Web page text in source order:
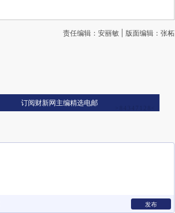
责任编辑：安丽敏 | 版面编辑：张柘
订阅财新网主编精选电邮
发布